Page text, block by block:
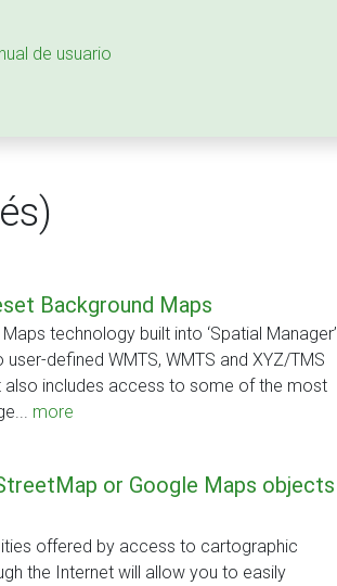
de usuario
Background Maps
technology built into ‘Spatial Manager’
defined WMTS, WMTS and XYZ/TMS
also includes access to some of the most
more
or Google Maps objects
offered by access to cartographic
the Internet will allow you to easily